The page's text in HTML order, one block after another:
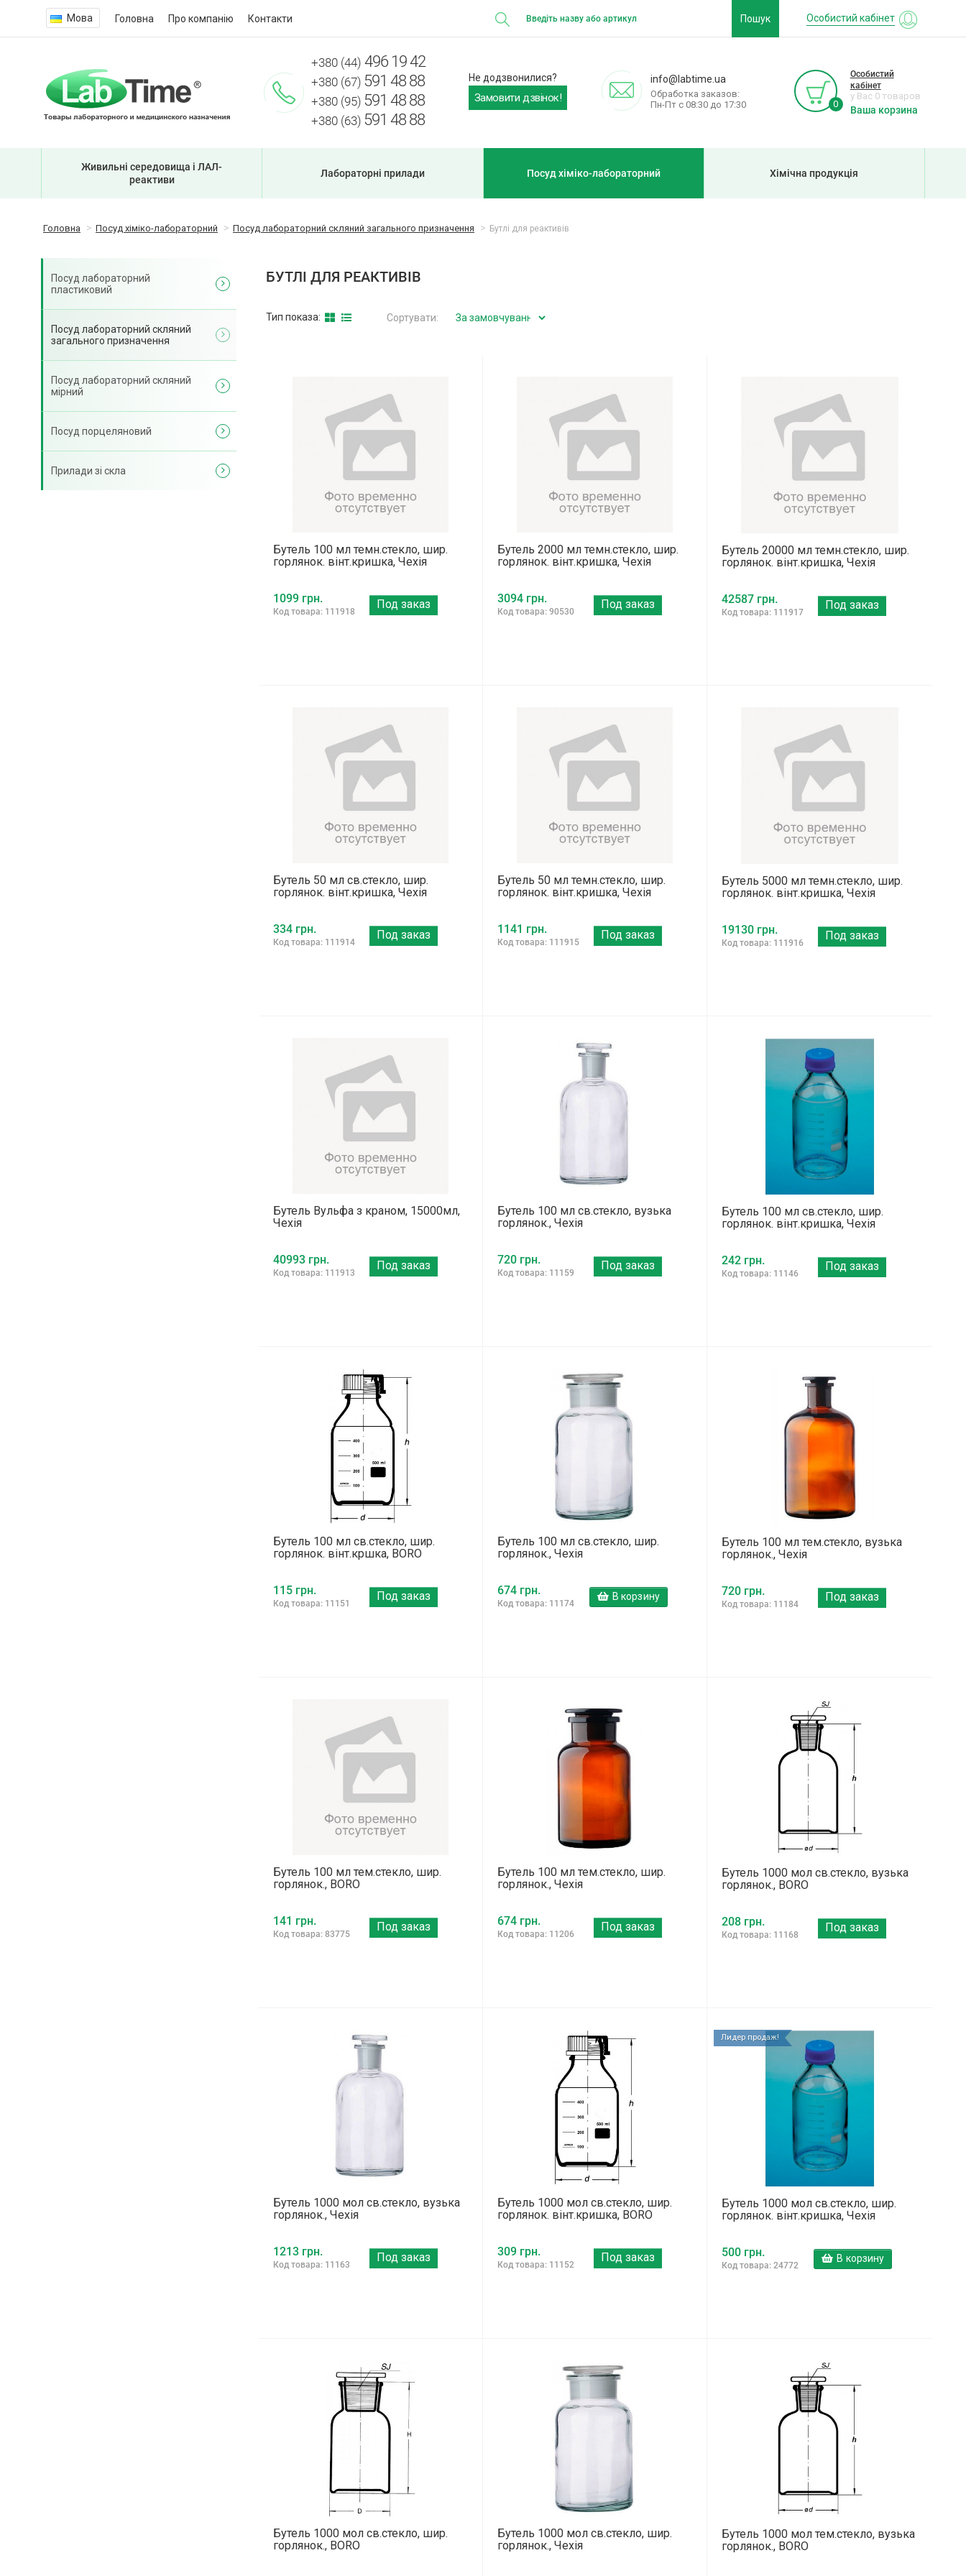
Мова Головна Про компанію Контакти Пошук Особистий кабінет
+380 (44) 496 19 42
+380 (67) 591 48 88
+380 (95) 591 48 88
+380 (63) 591 48 88
Не додзвонилися?
Замовити дзвінок!
info@labtime.ua
Обработка заказов:
Пн-Пт с 08:30 до 17:30
0
Особистий
кабінет
у Вас 0 товаров
Ваша корзина
Живильні середовища і ЛАЛ-
реактиви
Лабораторні прилади Посуд хіміко-лабораторний Хімічна продукція
Головна Посуд хіміко-лабораторний Посуд лабораторний скляний загального призначення Бутлі для реактивів
Посуд лабораторний
пластиковий
Посуд лабораторний скляний
загального призначення
Посуд лабораторний скляний
мірний
Посуд порцеляновий
Прилади зі скла
БУТЛІ ДЛЯ РЕАКТИВІВ
Тип показа: Сортувати:
Бутель 100 мл темн.стекло, шир.
горлянок. вінт.кришка, Чехія
1099 грн.
Код товара: 111918
Под заказ
Бутель 2000 мл темн.стекло, шир.
горлянок. вінт.кришка, Чехія
3094 грн.
Код товара: 90530
Под заказ
Бутель 20000 мл темн.стекло, шир.
горлянок. вінт.кришка, Чехія
42587 грн.
Код товара: 111917
Под заказ
Бутель 50 мл св.стекло, шир.
горлянок. вінт.кришка, Чехія
334 грн.
Код товара: 111914
Под заказ
Бутель 50 мл темн.стекло, шир.
горлянок. вінт.кришка, Чехія
1141 грн.
Код товара: 111915
Под заказ
Бутель 5000 мл темн.стекло, шир.
горлянок. вінт.кришка, Чехія
19130 грн.
Код товара: 111916
Под заказ
Бутель Вульфа з краном, 15000мл,
Чехія
40993 грн.
Код товара: 111913
Под заказ
Бутель 100 мл св.стекло, вузька
горлянок., Чехія
720 грн.
Код товара: 11159
Под заказ
Бутель 100 мл св.стекло, шир.
горлянок. вінт.кришка, Чехія
242 грн.
Код товара: 11146
Под заказ
Бутель 100 мл св.стекло, шир.
горлянок. вінт.кршка, BORO
115 грн.
Код товара: 11151
Под заказ
Бутель 100 мл св.стекло, шир.
горлянок., Чехія
674 грн.
Код товара: 11174
В корзину
Бутель 100 мл тем.стекло, вузька
горлянок., Чехія
720 грн.
Код товара: 11184
Под заказ
Бутель 100 мл тем.стекло, шир.
горлянок., BORO
141 грн.
Код товара: 83775
Под заказ
Бутель 100 мл тем.стекло, шир.
горлянок., Чехія
674 грн.
Код товара: 11206
Под заказ
Бутель 1000 мол св.стекло, вузька
горлянок., BORO
208 грн.
Код товара: 11168
Под заказ
Бутель 1000 мол св.стекло, вузька
горлянок., Чехія
1213 грн.
Код товара: 11163
Под заказ
Бутель 1000 мол св.стекло, шир.
горлянок. вінт.кришка, BORO
309 грн.
Код товара: 11152
Под заказ
Лидер продаж!
Бутель 1000 мол св.стекло, шир.
горлянок. вінт.кришка, Чехія
500 грн.
Код товара: 24772
В корзину
Бутель 1000 мол св.стекло, шир.
горлянок., BORO
Бутель 1000 мол св.стекло, шир.
горлянок., Чехія
Бутель 1000 мол тем.стекло, вузька
горлянок., BORO